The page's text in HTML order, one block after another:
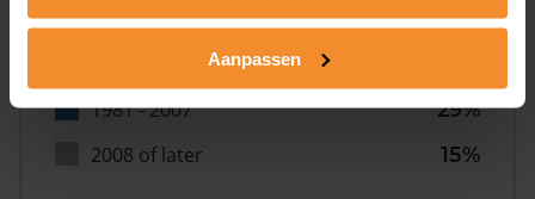
Aanpassen
T/m 1945
8%
1981 - 2007
29%
2008 of later
15%